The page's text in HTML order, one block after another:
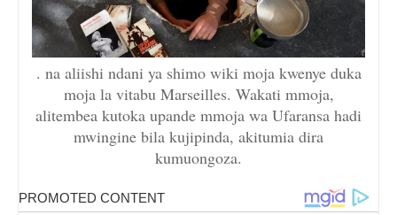
. na aliishi ndani ya shimo wiki moja kwenye duka
moja la vitabu Marseilles. Wakati mmoja,
alitembea kutoka upande mmoja wa Ufaransa hadi
mwingine bila kujipinda, akitumia dira
kumuongoza.